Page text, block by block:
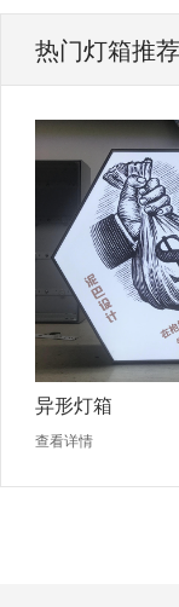
热门灯箱推荐
异形灯箱
查看详情